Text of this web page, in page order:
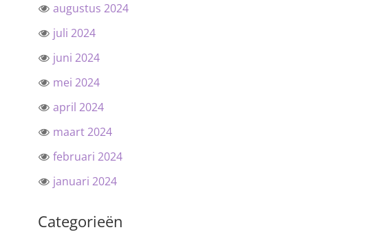
augustus 2024
juli 2024
juni 2024
mei 2024
april 2024
maart 2024
februari 2024
januari 2024
Categorieën